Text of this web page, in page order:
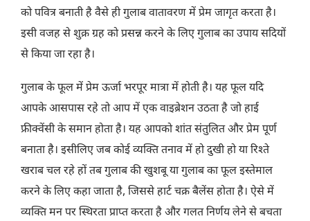
को पवित्र बनाती है वैसे ही गुलाब वातावरण में प्रेम जागृत करता है।
इसी वजह से शुक्र ग्रह को प्रसन्न करने के लिए गुलाब का उपाय सदियों
से किया जा रहा है।
गुलाब के फूल में प्रेम ऊर्जा भरपूर मात्रा में होती है। यह फूल यदि
आपके आसपास रहे तो आप में एक वाइब्रेशन उठता है जो हाई
फ्रीक्वेंसी के समान होता है। यह आपको शांत संतुलित और प्रेम पूर्ण
बनाता है। इसीलिए जब कोई व्यक्ति तनाव में हो दुखी हो या रिश्ते
खराब चल रहे हों तब गुलाब की खुशबू या गुलाब का फूल इस्तेमाल
करने के लिए कहा जाता है, जिससे हार्ट चक्र बैलेंस होता है। ऐसे में
व्यक्ति मन पर स्थिरता प्राप्त करता है और गलत निर्णय लेने से बचता